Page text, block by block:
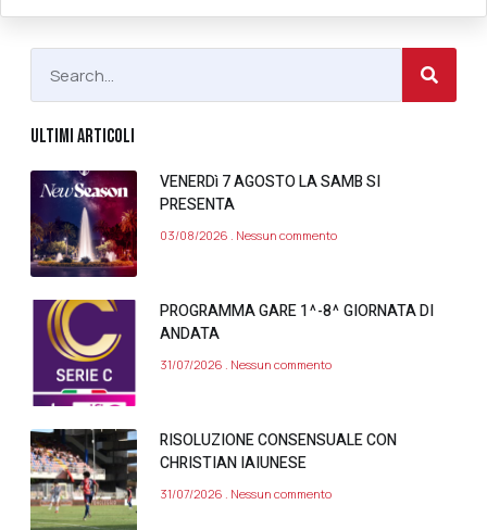
ULTIMI ARTICOLI
VENERDì 7 AGOSTO LA SAMB SI
PRESENTA
03/08/2026 Nessun commento
PROGRAMMA GARE 1^-8^ GIORNATA DI
ANDATA
31/07/2026 Nessun commento
RISOLUZIONE CONSENSUALE CON
CHRISTIAN IAIUNESE
31/07/2026 Nessun commento